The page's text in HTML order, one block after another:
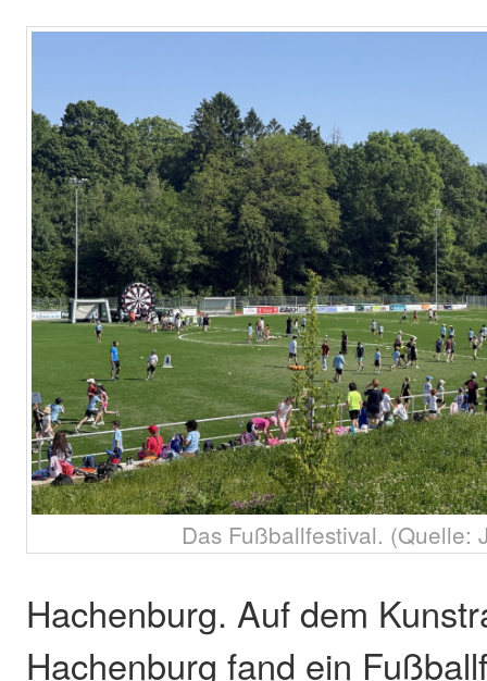
Das Fußballfestival. (Quelle:
Hachenburg. Auf dem
Hachenburg fand ein